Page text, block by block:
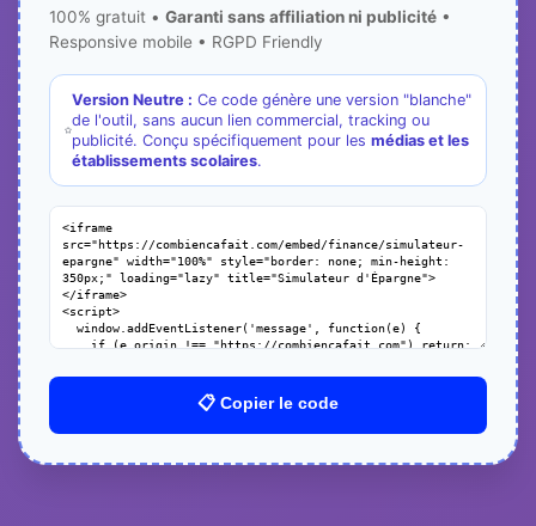
100% gratuit • Garanti sans affiliation ni publicité •
Responsive mobile • RGPD Friendly
Version Neutre : Ce code génère une version "blanche"
de l'outil, sans aucun lien commercial, tracking ou
publicité. Conçu spécifiquement pour les médias et les
établissements scolaires.
📋 Copier le code